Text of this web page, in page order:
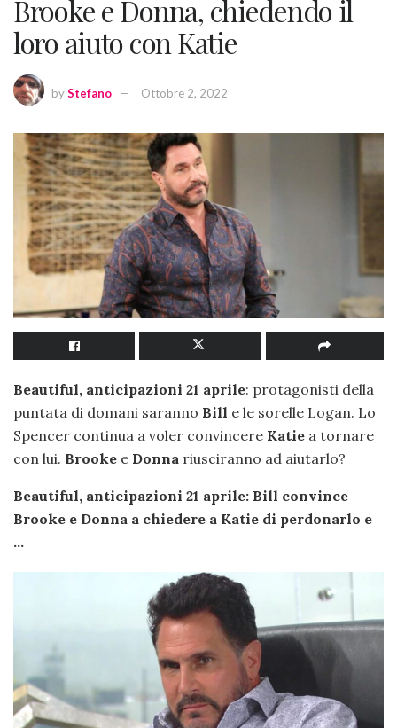
Brooke e Donna, chiedendo il
loro aiuto con Katie
byStefano Ottobre 2, 2022
Beautiful, anticipazioni 21 aprile: protagonisti della
puntata di domani saranno Bill e le sorelle Logan. Lo
Spencer continua a voler convincere Katie a tornare
con lui. Brooke e Donna riusciranno ad aiutarlo?
Beautiful, anticipazioni 21 aprile: Bill convince
Brooke e Donna a chiedere a Katie di perdonarlo e
…